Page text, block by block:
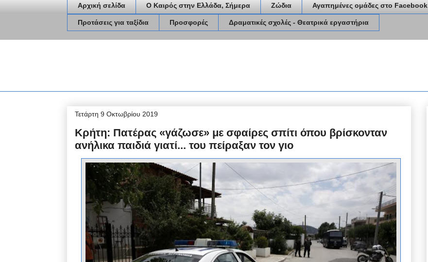
Αρχική σελίδα Ο Καιρός στην Ελλάδα, Σήμερα Ζώδια Αγαπημένες ομάδες στο Facebook
Προτάσεις για ταξίδια Προσφορές Δραματικές σχολές - Θεατρικά εργαστήρια
Τετάρτη 9 Οκτωβρίου 2019
Κρήτη: Πατέρας «γάζωσε» με σφαίρες σπίτι όπου βρίσκονταν
ανήλικα παιδιά γιατί... του πείραξαν τον γιο